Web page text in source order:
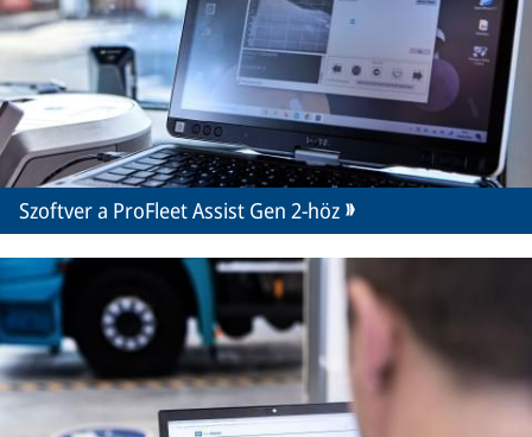
Szoftver a ProFleet Assist Gen 2-höz